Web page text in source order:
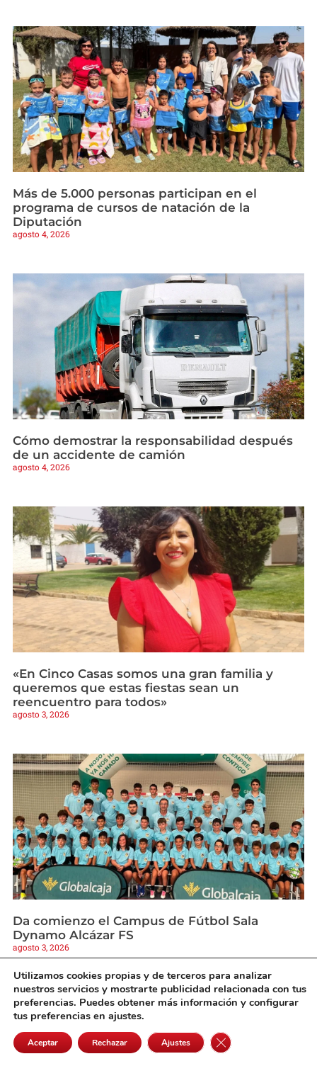
Más de 5.000 personas participan en el
programa de cursos de natación de la
Diputación
agosto 4, 2026
Cómo demostrar la responsabilidad después
de un accidente de camión
agosto 4, 2026
«En Cinco Casas somos una gran familia y
queremos que estas fiestas sean un
reencuentro para todos»
agosto 3, 2026
Da comienzo el Campus de Fútbol Sala
Dynamo Alcázar FS
agosto 3, 2026
Utilizamos cookies propias y de terceros para analizar
nuestros servicios y mostrarte publicidad relacionada con tus
preferencias. Puedes obtener más información y configurar
tus preferencias en ajustes.
Aceptar Rechazar Ajustes Cerrar el banner de